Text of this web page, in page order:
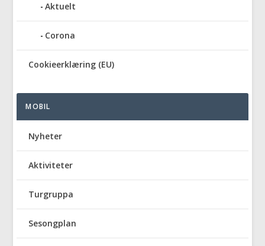
Aktuelt
Corona
Cookieerklæring (EU)
MOBIL
Nyheter
Aktiviteter
Turgruppa
Sesongplan